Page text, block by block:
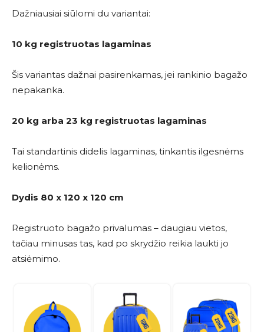
Dažniausiai siūlomi du variantai:
10 kg registruotas lagaminas
Šis variantas dažnai pasirenkamas, jei rankinio bagažo
nepakanka.
20 kg arba 23 kg registruotas lagaminas
Tai standartinis didelis lagaminas, tinkantis ilgesnėms
kelionėms.
Dydis 80 x 120 x 120 cm
Registruoto bagažo privalumas – daugiau vietos,
tačiau minusas tas, kad po skrydžio reikia laukti jo
atsiėmimo.